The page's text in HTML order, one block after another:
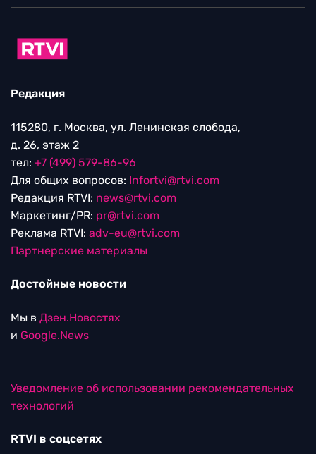
Редакция
115280, г. Москва, ул. Ленинская слобода,
д. 26, этаж 2
тел: +7 (499) 579-86-96
Для общих вопросов: Infortvi@rtvi.com
Редакция RTVI: news@rtvi.com
Маркетинг/PR: pr@rtvi.com
Реклама RTVI: adv-eu@rtvi.com
Партнерские материалы
Достойные новости
Мы в Дзен.Новостях
и Google.News
Уведомление об использовании рекомендательных
технологий
RTVI в соцсетях